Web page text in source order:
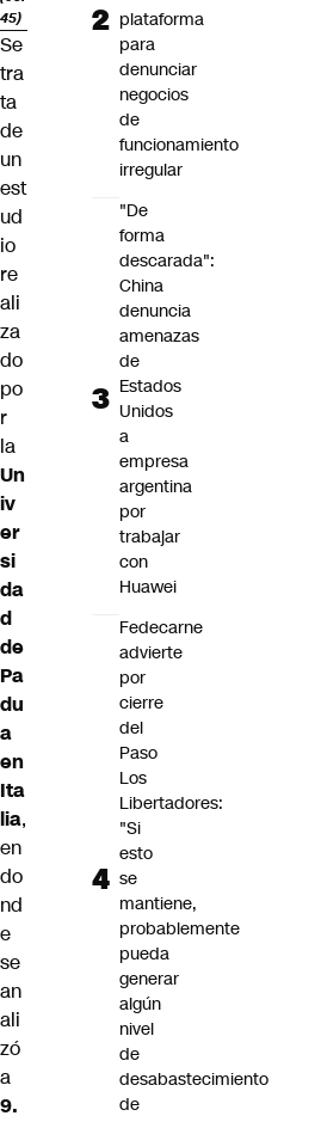
45)
Se
tra
ta
de
un
est
ud
io
re
ali
za
do
po
r
la
Un
iv
er
si
da
d
de
Pa
du
a
en
Ita
lia,
en
do
nd
e
se
an
ali
zó
a
9.
plataforma
para
denunciar
negocios
de
funcionamiento
irregular
"De
forma
descarada":
China
denuncia
amenazas
de
Estados
Unidos
a
empresa
argentina
por
trabajar
con
Huawei
Fedecarne
advierte
por
cierre
del
Paso
Los
Libertadores:
"Si
esto
se
mantiene,
probablemente
pueda
generar
algún
nivel
de
desabastecimiento
de